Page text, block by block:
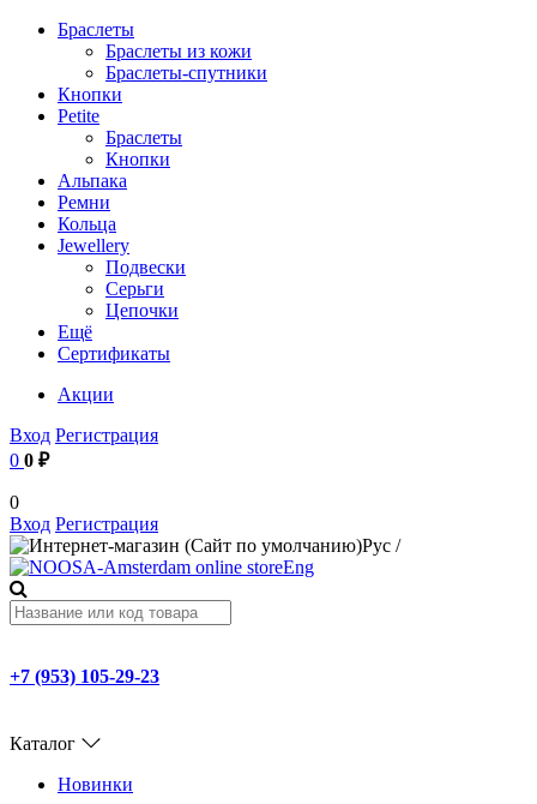
Браслеты
Браслеты из кожи
Браслеты-спутники
Кнопки
Petite
Браслеты
Кнопки
Альпака
Ремни
Кольца
Jewellery
Подвески
Серьги
Цепочки
Ещё
Сертификаты
Акции
Вход Регистрация
0 0 ₽
0
Вход Регистрация
Рус /
Eng
+7 (953) 105-29-23
Каталог
Новинки